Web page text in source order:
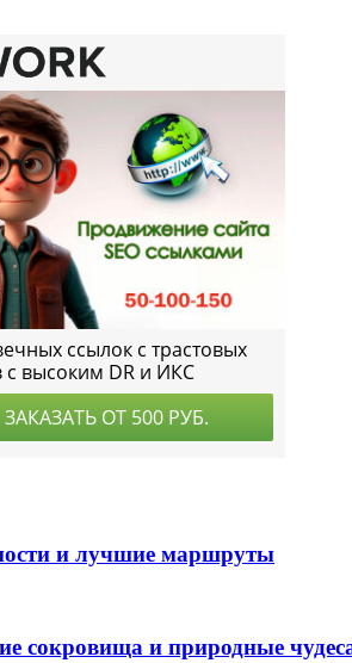
и лучшие маршруты
сокровища и природные